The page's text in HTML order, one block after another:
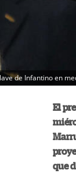
de Infantino en
El
que